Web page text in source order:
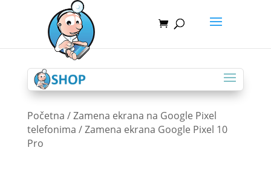
Početna /Zamena ekrana na Google Pixel
telefonima / Zamena ekrana Google Pixel 10
Pro